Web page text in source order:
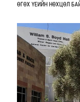
ӨГӨХ ҮЕИЙН НӨХЦӨЛ